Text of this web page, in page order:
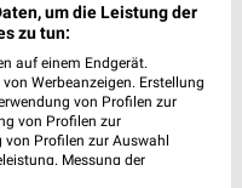
laden
Android
für iOS
um die Leistung der
zu tun:
auf einem Endgerät.
Werbeanzeigen. Erstellung
von Profilen zur
von Profilen zur
von Profilen zur Auswahl
Messung der